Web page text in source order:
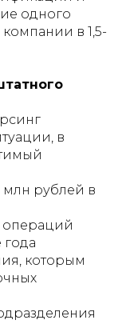
одного
компании в 1,5-
в
рублей в
операций
года
которым